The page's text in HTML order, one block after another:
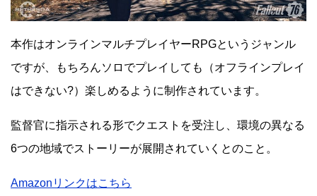
本作はオンラインマルチプレイヤーRPGというジャンル
ですが、もちろんソロでプレイしても（オフラインプレイ
はできない?）楽しめるように制作されています。
監督官に指示される形でクエストを受注し、環境の異なる
6つの地域でストーリーが展開されていくとのこと。
Amazonリンクはこちら